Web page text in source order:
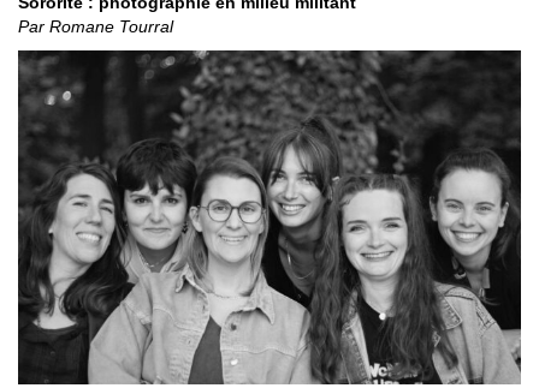
Par Romane Tourral